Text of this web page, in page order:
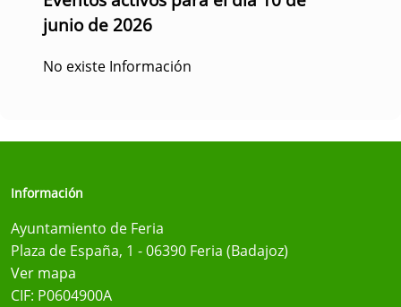
junio de 2026
No existe Información
Información
Ayuntamiento de Feria
Plaza de España, 1 - 06390 Feria (Badajoz)
Ver mapa
CIF: P0604900A